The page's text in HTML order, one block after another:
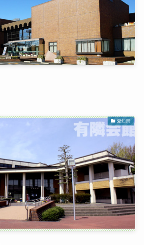
愛知県